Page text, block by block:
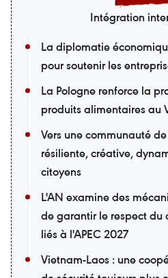
Intégration
La diplomatie
pour soutenir les
La Pologne renforce la
produits alimentaires au
Vers une communauté de
résiliente, créative,
citoyens
L'AN examine des
de garantir le respect du
liés à l'APEC 2027
Vietnam-Laos : une